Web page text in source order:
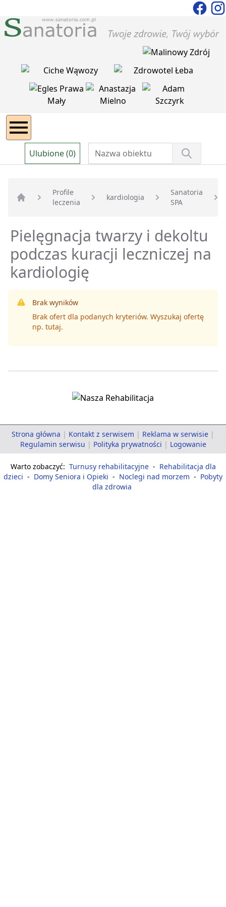
Ulubione (0)
Strona główna
Profile
leczenia
kardiologia
Sanatoria
SPA
Pielęgnacja twarzy i dekoltu
podczas kuracji leczniczej na
kardiologię
Brak wyników
Brak ofert dla podanych kryteriów. Wyszukaj ofertę
np. tutaj.
Strona główna | Kontakt z serwisem | Reklama w serwisie |
Regulamin serwisu | Polityka prywatności | Logowanie
Warto zobaczyć: Turnusy rehabilitacyjne - Rehabilitacja dla
dzieci - Domy Seniora i Opieki - Noclegi nad morzem - Pobyty
dla zdrowia